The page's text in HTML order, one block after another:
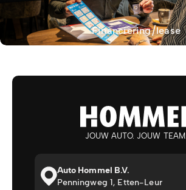
Financiering/lease
JOUW AUTO. JOUW TEAM.
Auto Hommel B.V.
Penningweg 1, Etten-Leur